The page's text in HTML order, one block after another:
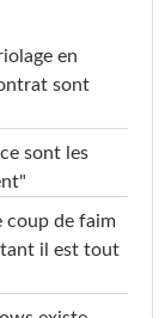
en
sont
sont les
coup de faim
il est tout